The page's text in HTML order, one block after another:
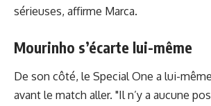
sérieuses, affirme Marca.
Mourinho s’écarte lui-même
De son côté, le Special One a lui-
avant le match aller. "Il n’y a aucune